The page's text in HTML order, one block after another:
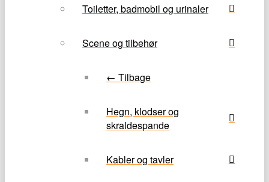
Toiletter, badmobil og urinaler
Scene og tilbehør
← Tilbage
Hegn, klodser og
skraldespande
Kabler og tavler